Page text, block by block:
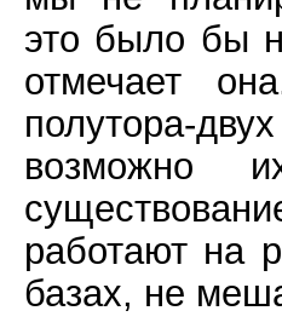
это было бы
отмечает
полутора-
возможно
работают на
базах, не